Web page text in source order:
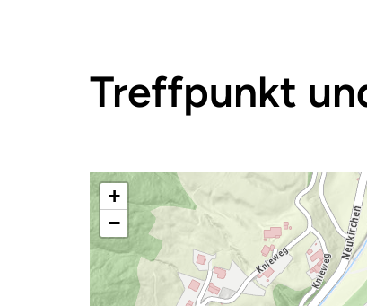
Treffpunkt
+
−